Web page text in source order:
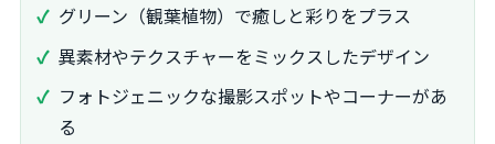
グリーン（観葉植物）で癒しと彩りをプラス
異素材やテクスチャーをミックスしたデザイン
フォトジェニックな撮影スポットやコーナーがあ
る